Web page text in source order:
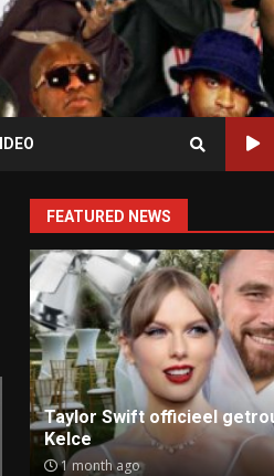
FEATURED NEWS
Ray J klaagt Kim
sekstape
9 months ago